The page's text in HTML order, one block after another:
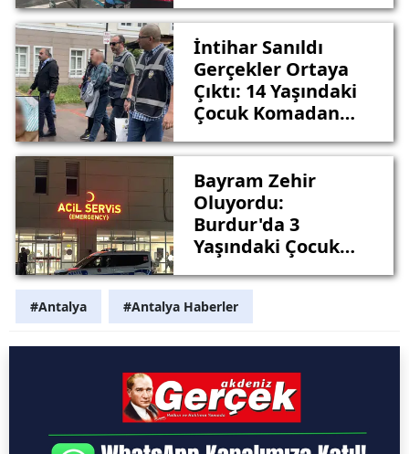
İntihar Sanıldı
Gerçekler Ortaya
Çıktı: 14 Yaşındaki
Çocuk Komadan
Bayram Zehir
Oluyordu:
Burdur'da 3
Yaşındaki Çocuk
#Antalya #Antalya Haberler